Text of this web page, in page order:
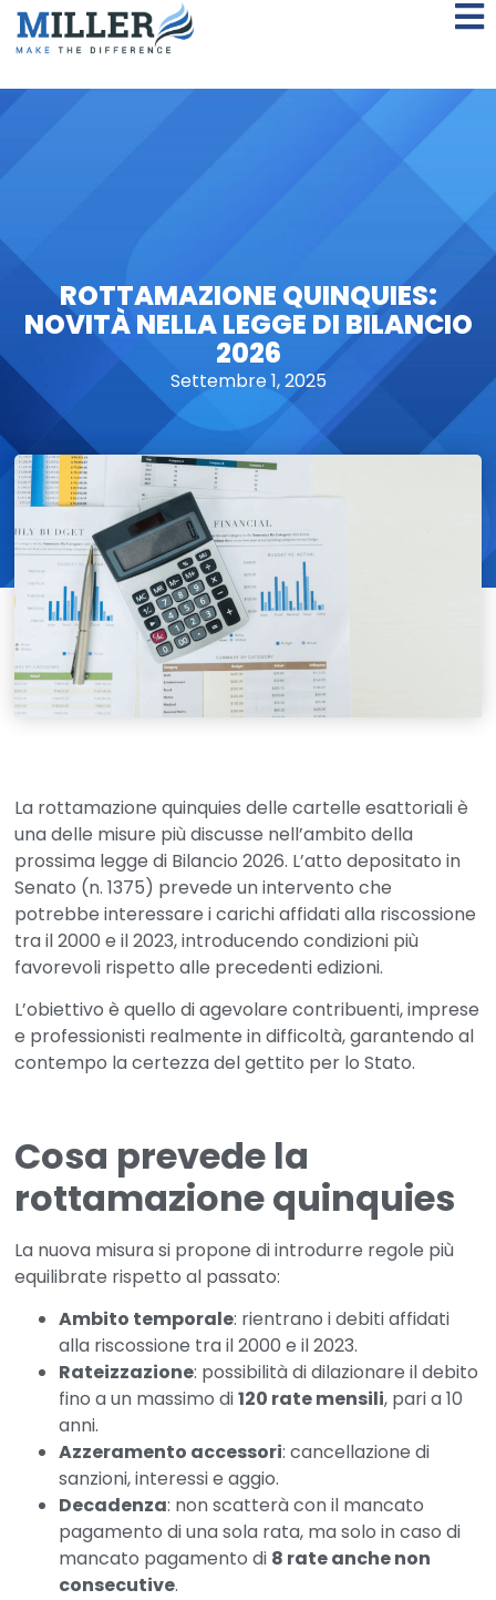
ROTTAMAZIONE QUINQUIES:
NOVITÀ NELLA LEGGE DI BILANCIO
2026
Settembre 1, 2025
La rottamazione quinquies delle cartelle esattoriali è
una delle misure più discusse nell’ambito della
prossima legge di Bilancio 2026. L’atto depositato in
Senato (n. 1375) prevede un intervento che
potrebbe interessare i carichi affidati alla riscossione
tra il 2000 e il 2023, introducendo condizioni più
favorevoli rispetto alle precedenti edizioni.
L’obiettivo è quello di agevolare contribuenti, imprese
e professionisti realmente in difficoltà, garantendo al
contempo la certezza del gettito per lo Stato.
Cosa prevede la
rottamazione quinquies
La nuova misura si propone di introdurre regole più
equilibrate rispetto al passato:
Ambito temporale: rientrano i debiti affidati
alla riscossione tra il 2000 e il 2023.
Rateizzazione: possibilità di dilazionare il debito
fino a un massimo di120 rate mensili, pari a 10
anni.
Azzeramento accessori: cancellazione di
sanzioni, interessi e aggio.
Decadenza: non scatterà con il mancato
pagamento di una sola rata, ma solo in caso di
mancato pagamento di 8 rate anche non
consecutive.